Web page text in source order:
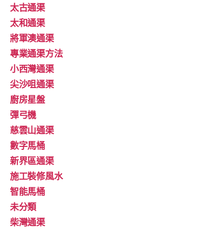
太古通渠
太和通渠
將軍澳通渠
專業通渠方法
小西灣通渠
尖沙咀通渠
廚房星盤
彈弓機
慈雲山通渠
數字馬桶
新界區通渠
施工裝修風水
智能馬桶
未分類
柴灣通渠